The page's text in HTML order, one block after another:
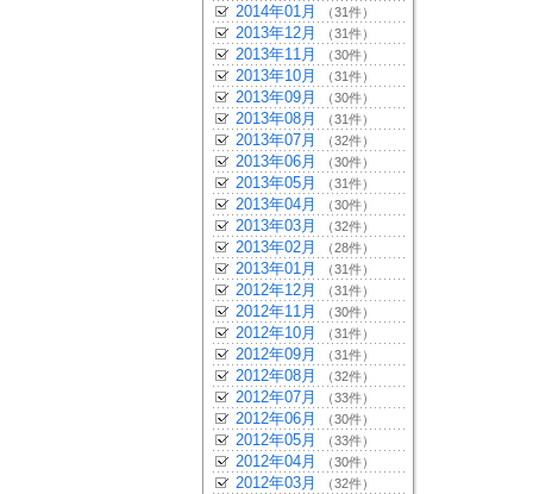
2014年01月 （31件）
2013年12月 （31件）
2013年11月 （30件）
2013年10月 （31件）
2013年09月 （30件）
2013年08月 （31件）
2013年07月 （32件）
2013年06月 （30件）
2013年05月 （31件）
2013年04月 （30件）
2013年03月 （32件）
2013年02月 （28件）
2013年01月 （31件）
2012年12月 （31件）
2012年11月 （30件）
2012年10月 （31件）
2012年09月 （31件）
2012年08月 （32件）
2012年07月 （33件）
2012年06月 （30件）
2012年05月 （33件）
2012年04月 （30件）
2012年03月 （32件）